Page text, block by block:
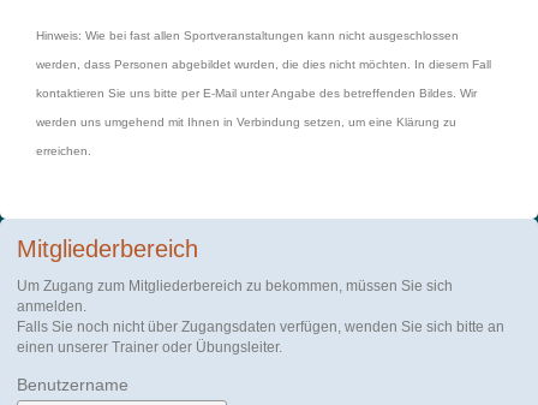
Hinweis: Wie bei fast allen Sportveranstaltungen kann nicht ausgeschlossen
werden, dass Personen abgebildet wurden, die dies nicht möchten. In diesem Fall
kontaktieren Sie uns bitte per E-Mail unter Angabe des betreffenden Bildes. Wir
werden uns umgehend mit Ihnen in Verbindung setzen, um eine Klärung zu
erreichen.
Mitgliederbereich
Um Zugang zum Mitgliederbereich zu bekommen, müssen Sie sich
anmelden.
Falls Sie noch nicht über Zugangsdaten verfügen, wenden Sie sich bitte an
einen unserer Trainer oder Übungsleiter.
Benutzername